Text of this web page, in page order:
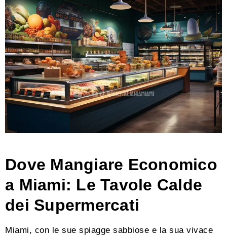
Dove Mangiare Economico
a Miami: Le Tavole Calde
dei Supermercati
Miami, con le sue spiagge sabbiose e la sua vivace